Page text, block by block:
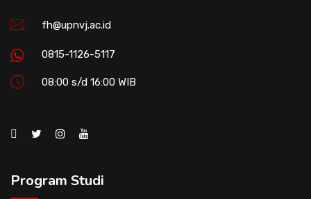
fh@upnvj.ac.id
0815-1126-5117
08:00 s/d 16:00 WIB
Program Studi